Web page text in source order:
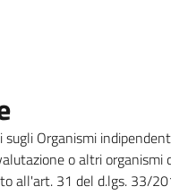
Organismi
o altri organismi
all'art. 31 del d.lgs. 33/